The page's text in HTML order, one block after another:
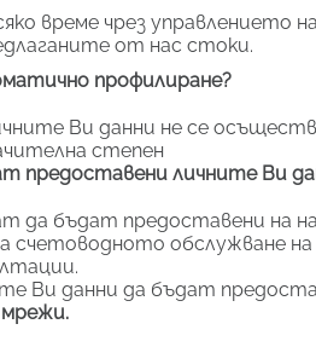
време чрез
от нас стоки.
профилиране?
Ви данни не се
степен
предоставени личните Ви
да бъдат предоставени на
счетоводното обслужване
Ви данни да бъдат
мрежи.